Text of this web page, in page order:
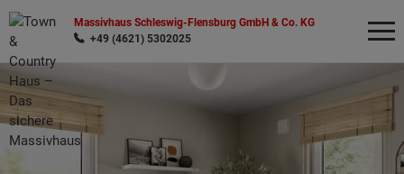
Massivhaus Schleswig-Flensburg GmbH & Co. KG
+49 (4621) 5302025
Wonach möchten Sie suchen?